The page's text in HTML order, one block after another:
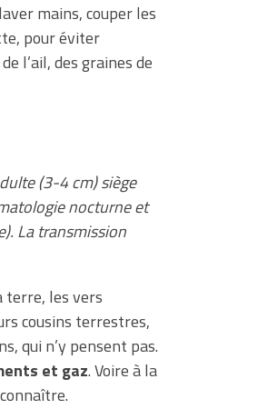
mains, couper les
pour éviter
l’ail, des graines de
(3-4 cm) siège
nocturne et
La transmission
terre, les vers
cousins terrestres,
qui n’y pensent pas.
et gaz. Voire à la